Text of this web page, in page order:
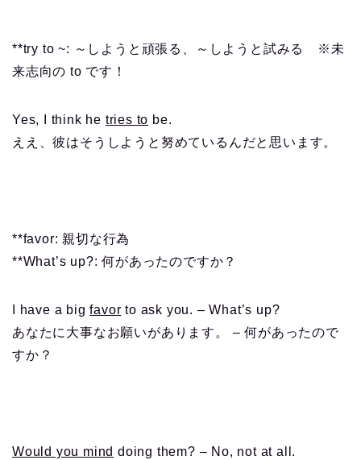
**try to ~: ～しようと頑張る、～しようと試みる ※未
来志向の to です！
Yes, I think he tries to be.
ええ、彼はそうしようと努めているんだと思います。
**favor: 親切な行為
**What’s up?: 何があったのですか？
I have a bigfavor to ask you. – What’s up?
あなたに大事なお願いがあります。 – 何があったので
すか？
Would you mind doing them? – No, not at all.